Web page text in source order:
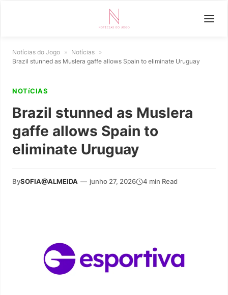
Notícias do Jogo » Notícias »
Brazil stunned as Muslera gaffe allows Spain to eliminate Uruguay
NOTíCIAS
Brazil stunned as Muslera
gaffe allows Spain to
eliminate Uruguay
BySOFIA@ALMEIDA — junho 27, 2026 4 min Read